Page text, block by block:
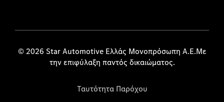
© 2026 Star Automotive Ελλάς Μονοπρόσωπη Α.Ε.Με
την επιφύλαξη παντός δικαιώματος.
Ταυτότητα Παρόχου